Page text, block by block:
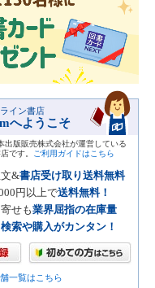
イン書店
へようこそ
出版販売株式会社が運営している
です。
ご利用ガイドはこちら
&書店受け取り送料無料
円以上で送料無料！
せも業界屈指の在庫量
検索や購入がカンタン！
一覧はこちら